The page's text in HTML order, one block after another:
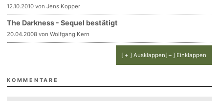
12.10.2010 von Jens Kopper
The Darkness - Sequel bestätigt
20.04.2008 von Wolfgang Kern
[ + ] Ausklappen[ – ] Einklappen
KOMMENTARE